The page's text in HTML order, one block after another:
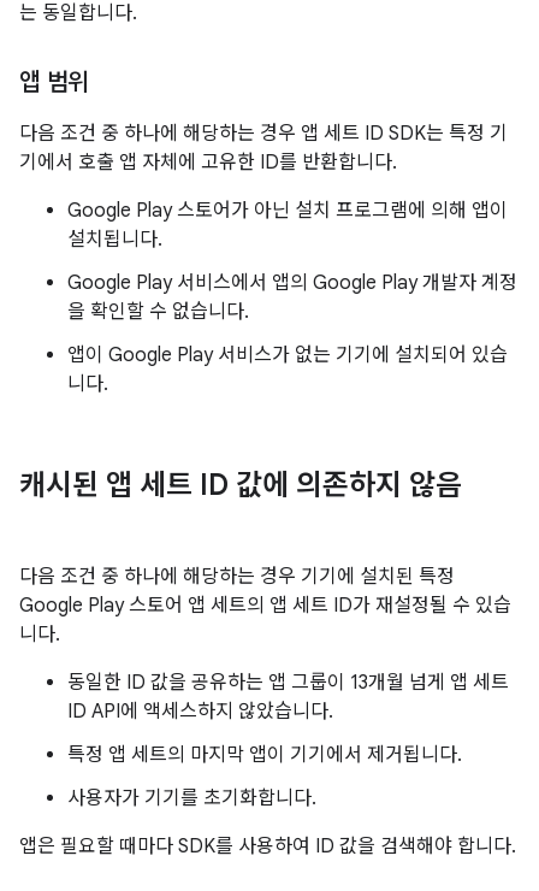
는 동일합니다.
앱 범위
다음 조건 중 하나에 해당하는 경우 앱 세트 ID SDK는 특정 기
기에서 호출 앱 자체에 고유한 ID를 반환합니다.
Google Play 스토어가 아닌 설치 프로그램에 의해 앱이
설치됩니다.
Google Play 서비스에서 앱의 Google Play 개발자 계정
을 확인할 수 없습니다.
앱이 Google Play 서비스가 없는 기기에 설치되어 있습
니다.
캐시된 앱 세트 ID 값에 의존하지 않음
다음 조건 중 하나에 해당하는 경우 기기에 설치된 특정
Google Play 스토어 앱 세트의 앱 세트 ID가 재설정될 수 있습
니다.
동일한 ID 값을 공유하는 앱 그룹이 13개월 넘게 앱 세트
ID API에 액세스하지 않았습니다.
특정 앱 세트의 마지막 앱이 기기에서 제거됩니다.
사용자가 기기를 초기화합니다.
앱은 필요할 때마다 SDK를 사용하여 ID 값을 검색해야 합니다.